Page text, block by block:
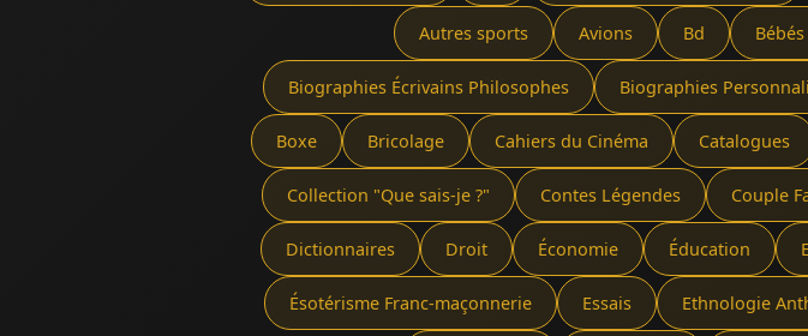
Autres sports Avions Bd
Biographies Écrivains Philosophes Biographies
Boxe Bricolage Cahiers du Cinéma Catalogues
Collection "Que sais-je ?" Contes Légendes Couple
Dictionnaires Droit Économie Éducation
Ésotérisme Franc-maçonnerie Essais Ethnologie